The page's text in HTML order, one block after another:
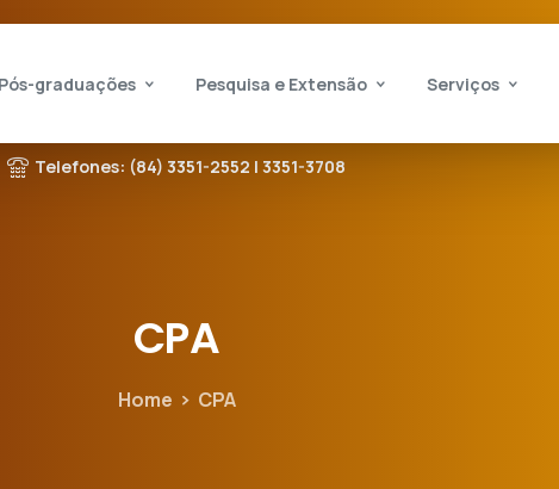
Pós-graduações Pesquisa e Extensão Serviços
Telefones: (84) 3351-2552 | 3351-3708
CPA
Home CPA